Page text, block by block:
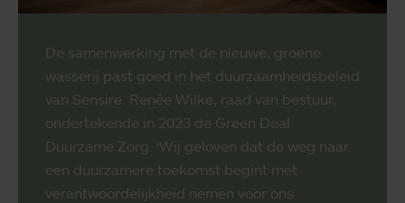
De samenwerking met de nieuwe, groene
wasserij past goed in het duurzaamheidsbeleid
van Sensire. Renée Wilke, raad van bestuur,
ondertekende in 2023 de Green Deal
Duurzame Zorg. ‘Wij geloven dat de weg naar
een duurzamere toekomst begint met
verantwoordelijkheid nemen voor ons